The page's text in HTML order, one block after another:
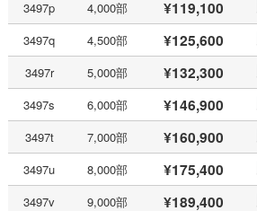
3497p
4,000部 ¥119,100
3497q
4,500部 ¥125,600
3497r
5,000部 ¥132,300
3497s
6,000部 ¥146,900
3497t
7,000部 ¥160,900
3497u
8,000部 ¥175,400
3497v
9,000部 ¥189,400